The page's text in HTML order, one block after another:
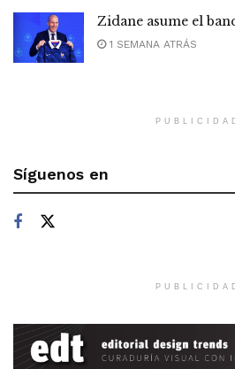
Zidane asume el
1 SEMANA ATRÁS
Síguenos en